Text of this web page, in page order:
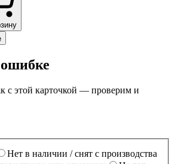
с этой карточкой — проверим и
Нет в наличии / снят с производства